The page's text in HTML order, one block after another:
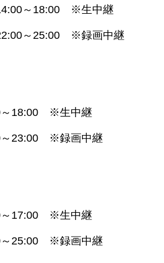
～18:00 ※生中継
～25:00 ※録画中継
～18:00 ※生中継
～23:00 ※録画中継
～17:00 ※生中継
～25:00 ※録画中継